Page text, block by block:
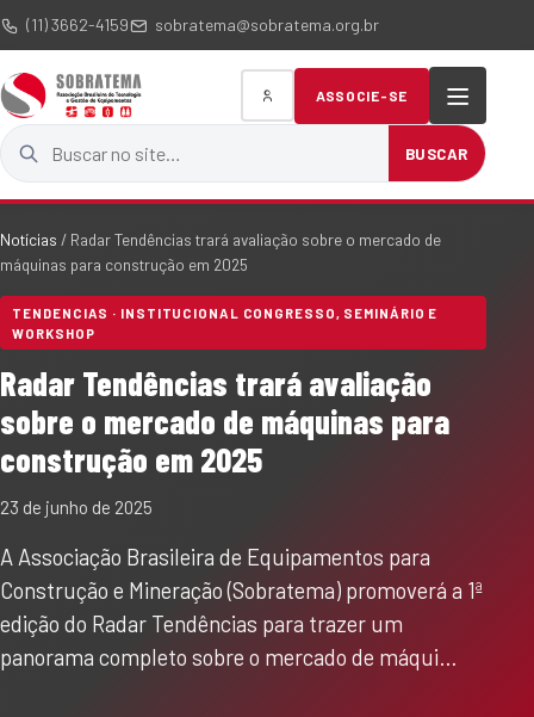
(11) 3662-4159 sobratema@sobratema.org.br
Buscar no site
BUSCAR
ASSOCIE-SE
Notícias / Radar Tendências trará avaliação sobre o mercado de
máquinas para construção em 2025
TENDENCIAS · INSTITUCIONAL CONGRESSO, SEMINÁRIO E
WORKSHOP
Radar Tendências trará avaliação
sobre o mercado de máquinas para
construção em 2025
23 de junho de 2025
A Associação Brasileira de Equipamentos para
Construção e Mineração (Sobratema) promoverá a 1ª
edição do Radar Tendências para trazer um
panorama completo sobre o mercado de máqui…